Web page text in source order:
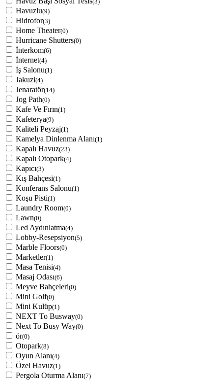
Havuzlu(9)
Hidrofor(3)
Home Theater(0)
Hurricane Shutters(0)
İnterkom(6)
İnternet(4)
İş Salonu(1)
Jakuzi(4)
Jenaratör(14)
Jog Path(0)
Kafe Ve Fırın(1)
Kafeterya(9)
Kaliteli Peyzaj(1)
Kamelya Dinlenma Alanı(1)
Kapalı Havuz(23)
Kapalı Otopark(4)
Kapıcı(3)
Kış Bahçesi(1)
Konferans Salonu(1)
Koşu Pisti(1)
Laundry Room(0)
Lawn(0)
Led Aydınlatma(4)
Lobby-Resepsiyon(5)
Marble Floors(0)
Marketler(1)
Masa Tenisi(4)
Masaj Odası(6)
Meyve Bahçeleri(0)
Mini Golf(0)
Mini Kulüp(1)
NEXT To Busway(0)
Next To Busy Way(0)
ör(0)
Otopark(8)
Oyun Alanı(4)
Özel Havuz(1)
Pergola Oturma Alanı(7)